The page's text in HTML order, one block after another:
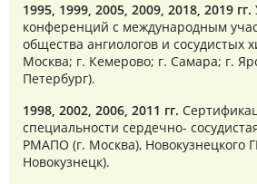
1995, 1999, 2005, 2009, 2018, 2019 гг.
конференций с международным
общества ангиологов и сосудистых
Москва; г. Кемерово; г. Самара; г.
Петербург).
1998, 2002, 2006, 2011 гг.
специальности сердечно-
РМАПО (г. Москва), Новокузнецкого
Новокузнецк).